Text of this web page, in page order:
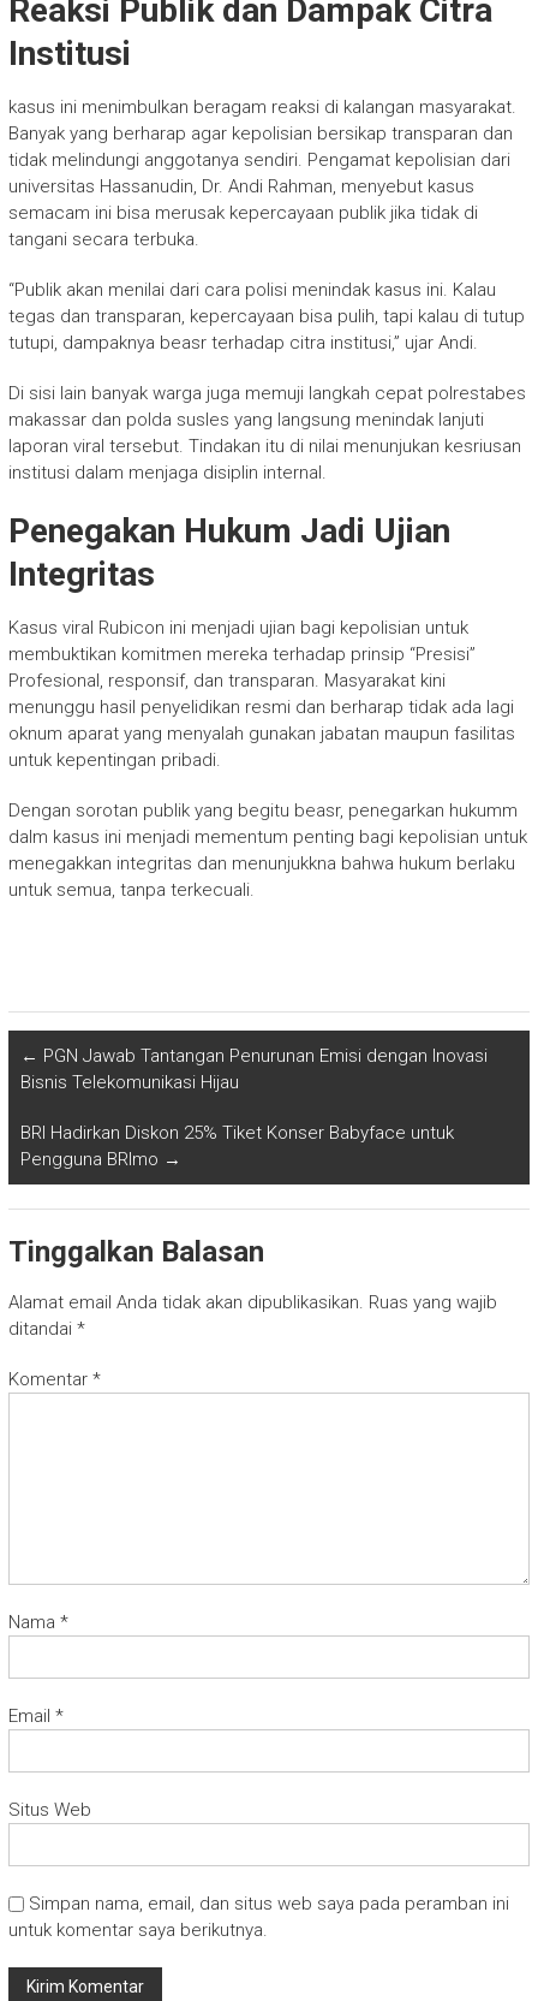
Reaksi Publik dan Dampak Citra
Institusi
kasus ini menimbulkan beragam reaksi di kalangan masyarakat.
Banyak yang berharap agar kepolisian bersikap transparan dan
tidak melindungi anggotanya sendiri. Pengamat kepolisian dari
universitas Hassanudin, Dr. Andi Rahman, menyebut kasus
semacam ini bisa merusak kepercayaan publik jika tidak di
tangani secara terbuka.
“Publik akan menilai dari cara polisi menindak kasus ini. Kalau
tegas dan transparan, kepercayaan bisa pulih, tapi kalau di tutup
tutupi, dampaknya beasr terhadap citra institusi,” ujar Andi.
Di sisi lain banyak warga juga memuji langkah cepat polrestabes
makassar dan polda susles yang langsung menindak lanjuti
laporan viral tersebut. Tindakan itu di nilai menunjukan kesriusan
institusi dalam menjaga disiplin internal.
Penegakan Hukum Jadi Ujian
Integritas
Kasus viral Rubicon ini menjadi ujian bagi kepolisian untuk
membuktikan komitmen mereka terhadap prinsip “Presisi”
Profesional, responsif, dan transparan. Masyarakat kini
menunggu hasil penyelidikan resmi dan berharap tidak ada lagi
oknum aparat yang menyalah gunakan jabatan maupun fasilitas
untuk kepentingan pribadi.
Dengan sorotan publik yang begitu beasr, penegarkan hukumm
dalm kasus ini menjadi mementum penting bagi kepolisian untuk
menegakkan integritas dan menunjukkna bahwa hukum berlaku
untuk semua, tanpa terkecuali.
← PGN Jawab Tantangan Penurunan Emisi dengan Inovasi
Bisnis Telekomunikasi Hijau
BRI Hadirkan Diskon 25% Tiket Konser Babyface untuk
Pengguna BRImo →
Tinggalkan Balasan
Alamat email Anda tidak akan dipublikasikan. Ruas yang wajib
ditandai *
Komentar *
Nama *
Email *
Situs Web
Simpan nama, email, dan situs web saya pada peramban ini
untuk komentar saya berikutnya.